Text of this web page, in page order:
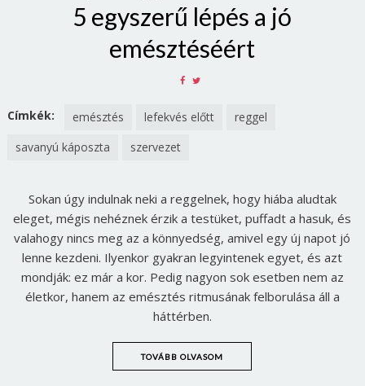
5 egyszerű lépés a jó
emésztéséért
SHARE
FACEBOOK
TWITTER
Címkék: emésztés lefekvés előtt
reggel
savanyú káposzta
szervezet
Sokan úgy indulnak neki a reggelnek, hogy hiába aludtak
eleget, mégis nehéznek érzik a testüket, puffadt a hasuk, és
valahogy nincs meg az a könnyedség, amivel egy új napot jó
lenne kezdeni. Ilyenkor gyakran legyintenek egyet, és azt
mondják: ez már a kor. Pedig nagyon sok esetben nem az
életkor, hanem az emésztés ritmusának felborulása áll a
háttérben.
TOVÁBB OLVASOM